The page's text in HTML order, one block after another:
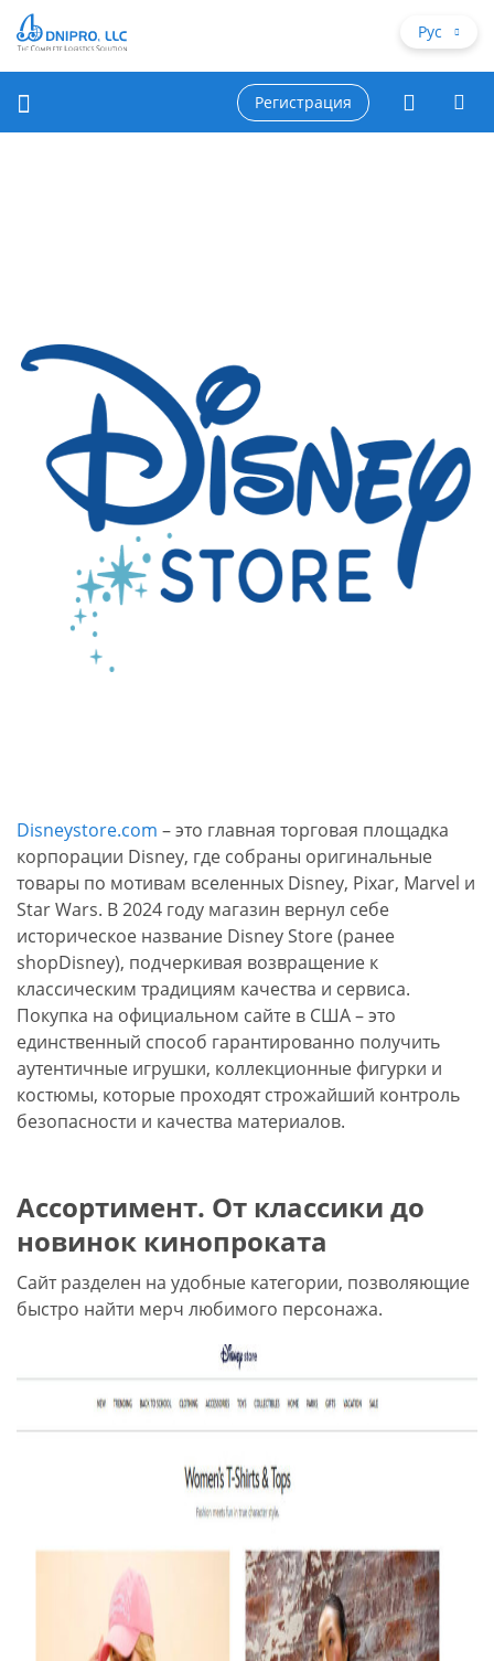
Disneystore.com – это главная торговая площадка
корпорации Disney, где собраны оригинальные
товары по мотивам вселенных Disney, Pixar, Marvel и
Star Wars. В 2024 году магазин вернул себе
историческое название Disney Store (ранее
shopDisney), подчеркивая возвращение к
классическим традициям качества и сервиса.
Покупка на официальном сайте в США – это
единственный способ гарантированно получить
аутентичные игрушки, коллекционные фигурки и
костюмы, которые проходят строжайший контроль
безопасности и качества материалов.
Ассортимент. От классики до
новинок кинопроката
Сайт разделен на удобные категории, позволяющие
быстро найти мерч любимого персонажа.
Рус
Регистрация